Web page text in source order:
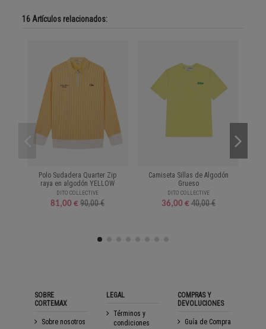
16 Artículos relacionados:
Polo Sudadera Quarter Zip
raya en algodón YELLOW
DITO COLLECTIVE
81,00 € 90,00 €
Camiseta Sillas de Algodón
Grueso
DITO COLLECTIVE
36,00 € 40,00 €
SOBRE
CORTEMAX
Sobre nosotros
LEGAL
Términos y
condiciones
COMPRAS Y
DEVOLUCIONES
Guía de Compra